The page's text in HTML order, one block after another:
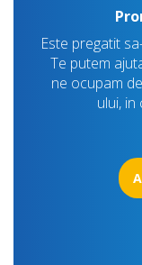
Este pregatit
Te putem
ne ocupam
ului, in